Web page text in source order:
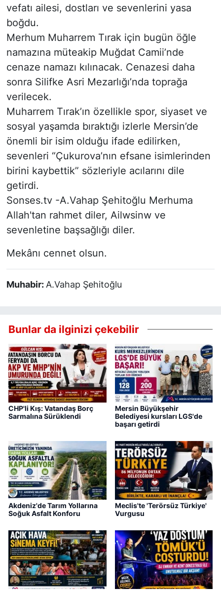
vefatı ailesi, dostları ve sevenlerini yasa
boğdu.
Merhum Muharrem Tırak için bugün öğle
namazına müteakip Muğdat Camii’nde
cenaze namazı kılınacak. Cenazesi daha
sonra Silifke Asri Mezarlığı’nda toprağa
verilecek.
Muharrem Tırak’ın özellikle spor, siyaset ve
sosyal yaşamda bıraktığı izlerle Mersin’de
önemli bir isim olduğu ifade edilirken,
sevenleri “Çukurova’nın efsane isimlerinden
birini kaybettik” sözleriyle acılarını dile
getirdi.
Sonses.tv -A.Vahap Şehitoğlu Merhuma
Allah'tan rahmet diler, Ailwsinw ve
sevenletine başsağlığı diler.
Mekânı cennet olsun.
Muhabir:A.Vahap Şehitoğlu
Bunlar da ilginizi çekebilir
CHP'li Kış: Vatandaş Borç
Sarmalına Sürüklendi
Mersin Büyükşehir
Belediyesi kursları LGS'de
başarı getirdi
Akdeniz'de Tarım Yollarına
Soğuk Asfalt Konforu
Meclis'te 'Terörsüz Türkiye'
Vurgusu